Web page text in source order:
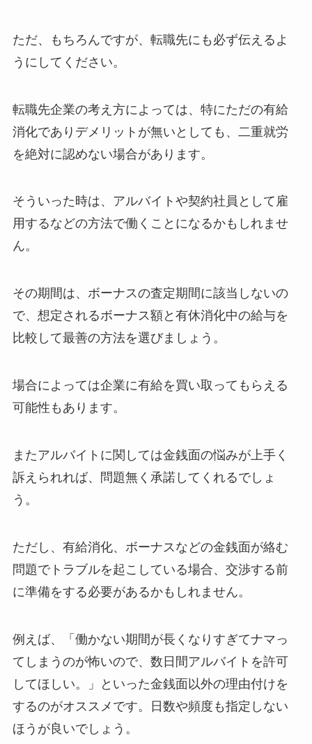
ただ、もちろんですが、転職先にも必ず伝えるよ
うにしてください。
転職先企業の考え方によっては、特にただの有給
消化でありデメリットが無いとしても、二重就労
を絶対に認めない場合があります。
そういった時は、アルバイトや契約社員として雇
用するなどの方法で働くことになるかもしれませ
ん。
その期間は、ボーナスの査定期間に該当しないの
で、想定されるボーナス額と有休消化中の給与を
比較して最善の方法を選びましょう。
場合によっては企業に有給を買い取ってもらえる
可能性もあります。
またアルバイトに関しては金銭面の悩みが上手く
訴えられれば、問題無く承諾してくれるでしょ
う。
ただし、有給消化、ボーナスなどの金銭面が絡む
問題でトラブルを起こしている場合、交渉する前
に準備をする必要があるかもしれません。
例えば、「働かない期間が長くなりすぎてナマっ
てしまうのが怖いので、数日間アルバイトを許可
してほしい。」といった金銭面以外の理由付けを
するのがオススメです。日数や頻度も指定しない
ほうが良いでしょう。